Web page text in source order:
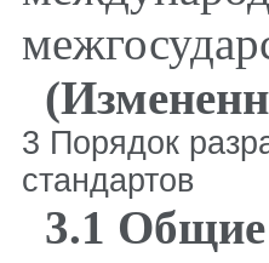
3 Порядок
стандартов
3.1